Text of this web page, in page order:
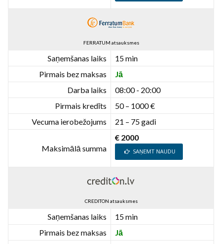
FERRATUM atsauksmes
Saņemšanas laiks
15 min
Pirmais bez maksas
Jā
Darba laiks
08:00 - 20:00
Pirmais kredīts
50 – 1000 €
Vecuma ierobežojums
21 – 75 gadi
Maksimālā summa
€ 2000
SAŅEMT NAUDU
CREDITON atsauksmes
Saņemšanas laiks
15 min
Pirmais bez maksas
Jā